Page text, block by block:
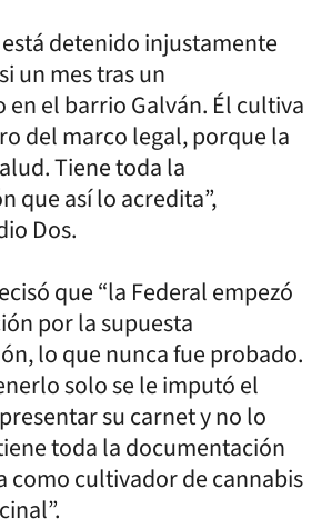
detenido injustamente
un mes tras un
el barrio Galván. Él cultiva
del marco legal, porque la
Tiene toda la
que así lo acredita”,
Dos.
que “la Federal empezó
por la supuesta
lo que nunca fue probado.
solo se le imputó el
su carnet y no lo
toda la documentación
como cultivador de cannabis